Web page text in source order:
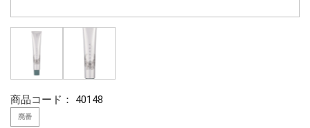
商品コード： 40148
廃番